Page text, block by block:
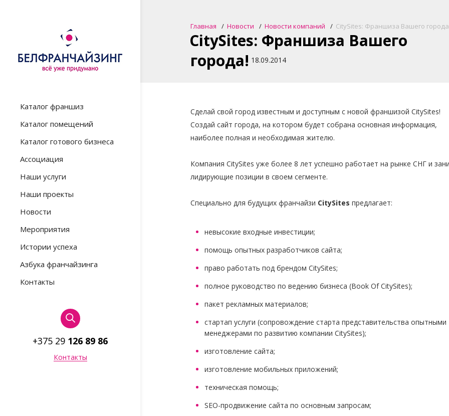
Каталог франшиз
Каталог помещений
Каталог готового бизнеса
Ассоциация
Наши услуги
Наши проекты
Новости
Мероприятия
Истории успеха
Азбука франчайзинга
Контакты
+375 29 126 89 86
Контакты
Главная Новости Новости компаний CitySites: Франшиза Вашего
CitySites: Франшиза Вашего
города! 18.09.2014
Сделай свой город известным и доступным с новой франшизой CitySites!
Создай сайт города, на котором будет собрана основная информация,
наиболее полная и необходимая жителю.
Компания CitySites уже более 8 лет успешно работает на рынке СНГ и
лидирующие позиции в своем сегменте.
Специально для будущих франчайзи CitySites предлагает:
невысокие входные инвестиции;
помощь опытных разработчиков сайта;
право работать под брендом CitySites;
полное руководство по ведению бизнеса (Book Of CitySites);
пакет рекламных материалов;
стартап услуги (сопровождение старта представительства опытными
менеджерами по развитию компании CitySites);
изготовление сайта;
изготовление мобильных приложений;
техническая помощь;
SEO-продвижение сайта по основным запросам;